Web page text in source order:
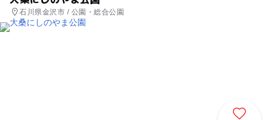
石川県金沢市 / 公園・総合公園